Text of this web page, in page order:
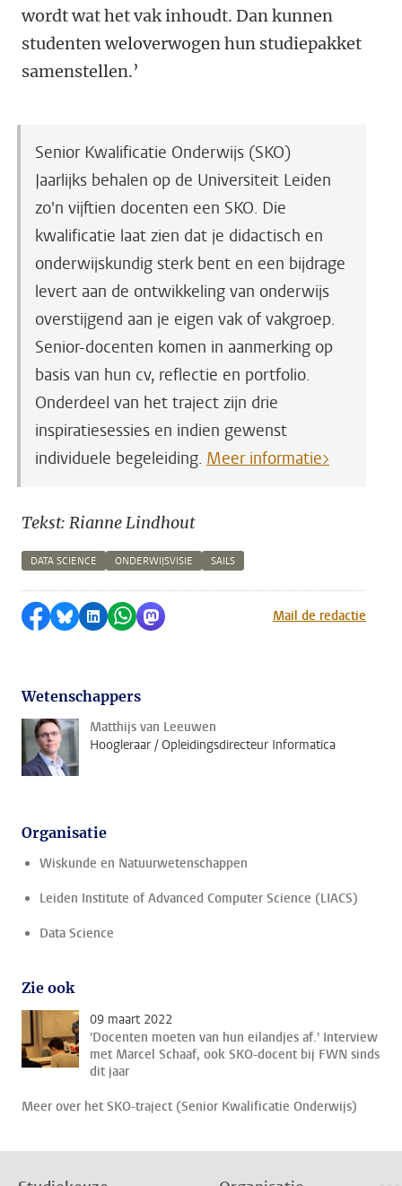
wordt wat het vak inhoudt. Dan kunnen
studenten weloverwogen hun studiepakket
samenstellen.’
Senior Kwalificatie Onderwijs (SKO)
Jaarlijks behalen op de Universiteit Leiden
zo'n vijftien docenten een SKO. Die
kwalificatie laat zien dat je didactisch en
onderwijskundig sterk bent en een bijdrage
levert aan de ontwikkeling van onderwijs
overstijgend aan je eigen vak of vakgroep.
Senior-docenten komen in aanmerking op
basis van hun cv, reflectie en portfolio.
Onderdeel van het traject zijn drie
inspiratiesessies en indien gewenst
individuele begeleiding. Meer informatie>
Tekst: Rianne Lindhout
DATA SCIENCE ONDERWIJSVISIE SAILS
Delen op Facebook
Delen via Bluesky
Delen op LinkedIn
Delen via WhatsApp
Delen via MastodonMail de redactie
Wetenschappers
Matthijs van Leeuwen
Hoogleraar / Opleidingsdirecteur Informatica
Organisatie
Wiskunde en Natuurwetenschappen
Leiden Institute of Advanced Computer Science (LIACS)
Data Science
Zie ook
09 maart 2022
'Docenten moeten van hun eilandjes af.' Interview
met Marcel Schaaf, ook SKO-docent bij FWN sinds
dit jaar
Meer over het SKO-traject (Senior Kwalificatie Onderwijs)